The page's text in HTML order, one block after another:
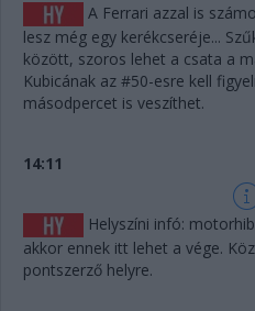
A Ferrari azzal is
lesz még egy kerékcseréje...
között, szoros lehet a csata a
Kubicának az #50-esre kell
másodpercet is veszíthet.
14:11
Helyszíni infó:
akkor ennek itt lehet a vége.
pontszerző helyre.